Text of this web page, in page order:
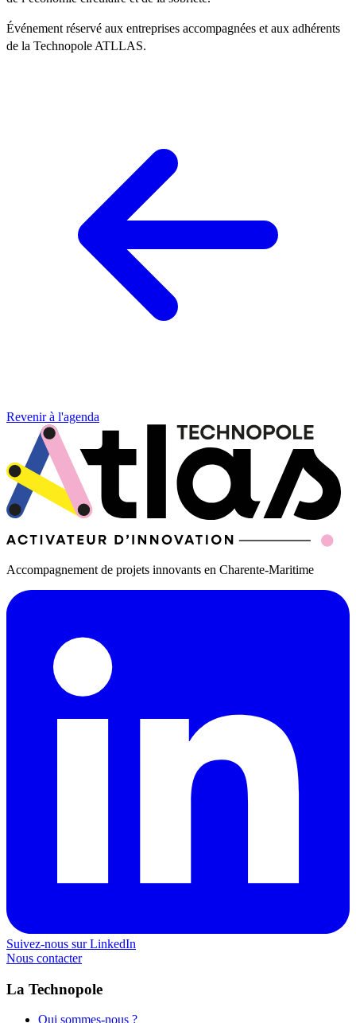
Événement réservé aux entreprises accompagnées et aux adhérents
de la Technopole ATLLAS.
Revenir à l'agenda
Accompagnement de projets innovants en Charente-Maritime
Suivez-nous sur LinkedIn
Nous contacter
La Technopole
Qui sommes-nous ?